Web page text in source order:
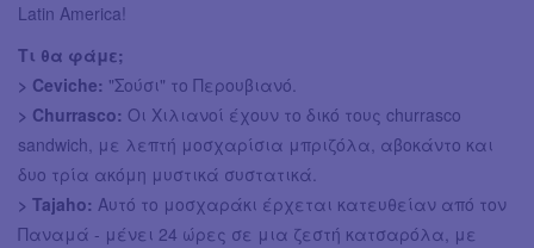
Latin America!
Τι θα φάμε;
> Ceviche: "Σούσι" το Περουβιανό.
> Churrasco: Οι Χιλιανοί έχουν το δικό τους churrasco
sandwich, με λεπτή μοσχαρίσια μπριζόλα, αβοκάντο και
δυο τρία ακόμη μυστικά συστατικά.
> Tajaho: Αυτό το μοσχαράκι έρχεται κατευθείαν από τον
Παναμά - μένει 24 ώρες σε μια ζεστή κατσαρόλα, με